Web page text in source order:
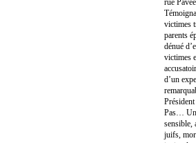
victimes
parents
dénué
victimes
d’un
Pas… Un
sensible,
juifs,